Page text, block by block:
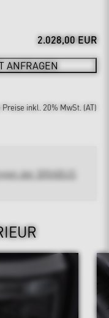
2.028,00 EUR
ANFRAGEN
inkl. 20% MwSt. (AT)
der BRABUS